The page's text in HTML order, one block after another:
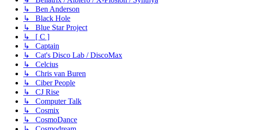
↳ Ben Anderson
↳ Black Hole
↳ Blue Star Project
↳ [ C ]
↳ Captain
↳ Cat's Disco Lab / DiscoMax
↳ Celcius
↳ Chris van Buren
↳ Ciber People
↳ CJ Rise
↳ Computer Talk
↳ Cosmix
↳ CosmoDance